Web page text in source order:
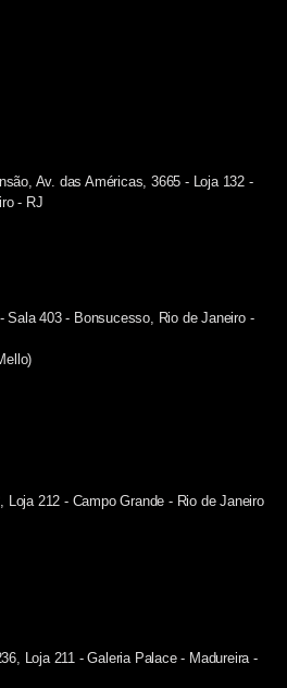
Av. das Américas, 3665 - Loja 132 -
- RJ
Sala 403 - Bonsucesso, Rio de Janeiro -
Loja 212 - Campo Grande - Rio de Janeiro
Loja 211 - Galeria Palace - Madureira -